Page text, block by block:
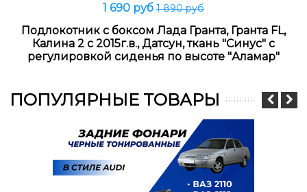
1 690 руб 1 890 руб
Подлокотник с боксом Лада Гранта, Гранта FL,
Калина 2 с 2015г.в., Датсун, ткань "Синус" с
регулировкой сиденья по высоте "Аламар"
ПОПУЛЯРНЫЕ ТОВАРЫ